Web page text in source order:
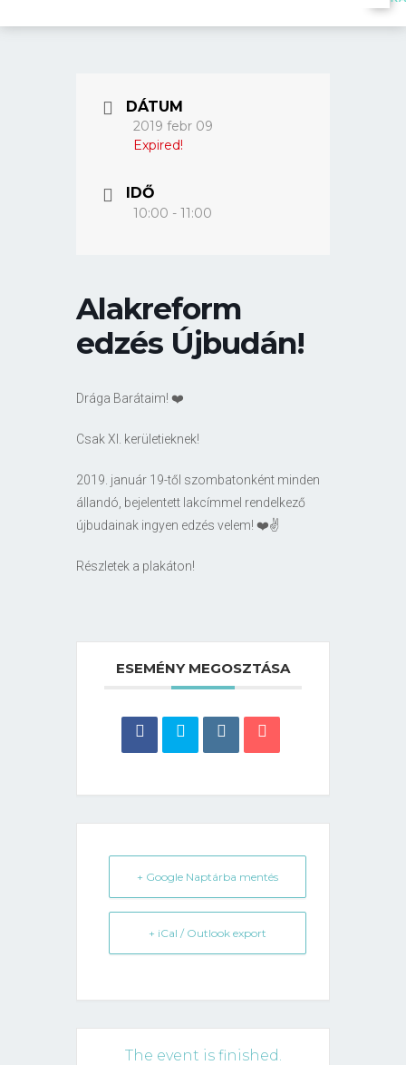
DÁTUM
2019 febr 09
Expired!
IDŐ
10:00 - 11:00
Alakreform
edzés Újbudán!
Drága Barátaim! ❤️
Csak XI. kerületieknek!
2019. január 19-től szombatonként minden
állandó, bejelentett lakcímmel rendelkező
újbudainak ingyen edzés velem! ❤️✌️
Részletek a plakáton!
ESEMÉNY MEGOSZTÁSA
+ Google Naptárba mentés
+ iCal / Outlook export
The event is finished.